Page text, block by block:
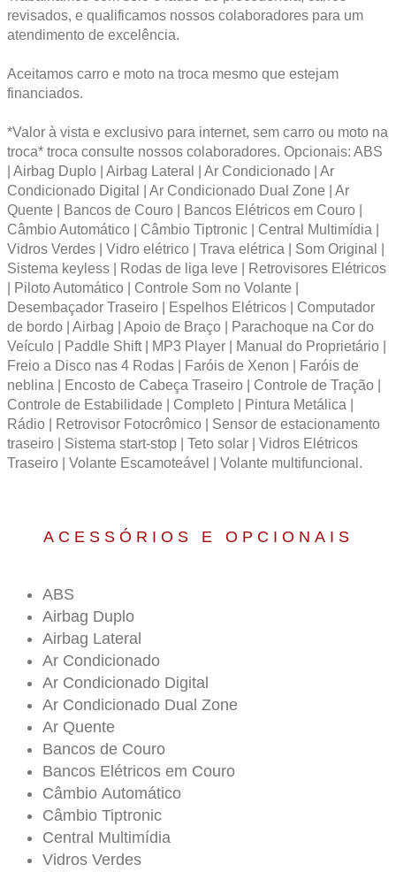
revisados, e qualificamos nossos colaboradores para um
atendimento de excelência.
Aceitamos carro e moto na troca mesmo que estejam
financiados.
*Valor à vista e exclusivo para internet, sem carro ou moto na
troca* troca consulte nossos colaboradores. Opcionais: ABS
| Airbag Duplo | Airbag Lateral | Ar Condicionado | Ar
Condicionado Digital | Ar Condicionado Dual Zone | Ar
Quente | Bancos de Couro | Bancos Elétricos em Couro |
Câmbio Automático | Câmbio Tiptronic | Central Multimídia |
Vidros Verdes | Vidro elétrico | Trava elétrica | Som Original |
Sistema keyless | Rodas de liga leve | Retrovisores Elétricos
| Piloto Automático | Controle Som no Volante |
Desembaçador Traseiro | Espelhos Elétricos | Computador
de bordo | Airbag | Apoio de Braço | Parachoque na Cor do
Veículo | Paddle Shift | MP3 Player | Manual do Proprietário |
Freio a Disco nas 4 Rodas | Faróis de Xenon | Faróis de
neblina | Encosto de Cabeça Traseiro | Controle de Tração |
Controle de Estabilidade | Completo | Pintura Metálica |
Rádio | Retrovisor Fotocrômico | Sensor de estacionamento
traseiro | Sistema start-stop | Teto solar | Vidros Elétricos
Traseiro | Volante Escamoteável | Volante multifuncional.
ACESSÓRIOS E OPCIONAIS
ABS
Airbag Duplo
Airbag Lateral
Ar Condicionado
Ar Condicionado Digital
Ar Condicionado Dual Zone
Ar Quente
Bancos de Couro
Bancos Elétricos em Couro
Câmbio Automático
Câmbio Tiptronic
Central Multimídia
Vidros Verdes